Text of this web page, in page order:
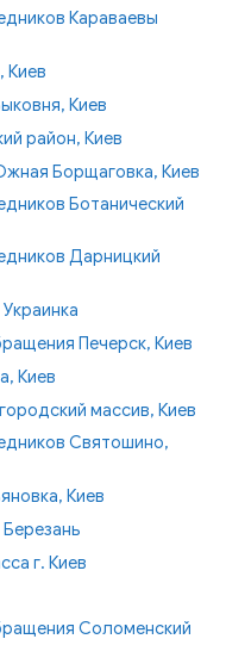
Караваевы
Киев
Киев
район, Киев
Борщаговка, Киев
Ботанический
Дарницкий
Печерск, Киев
Киев
массив, Киев
Святошино,
Киев
г. Киев
Соломенский